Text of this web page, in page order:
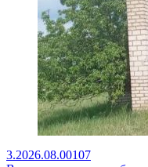
3.2026.08.00107